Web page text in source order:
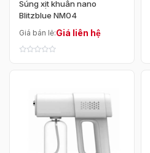
Súng xịt khuẩn nano
Blitzblue NM04
Giá bán lẻ:Giá liên hệ